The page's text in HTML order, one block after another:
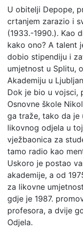
U obitelji Depope,
crtanjem zarazio i
(1933.-1990.). Kao
kako ono? A talent
dobio stipendiju i
umjetnost u Splitu,
Akademiju u
Dok je bio u vojsci,
Osnovne škole
ga traže, tako da je
likovnog odjela u
vježbaonica za
tamo radio kao
Uskoro je postao
akademije, a od
za likovne
gdje je 1987.
profesora, a dvije
Odjela.